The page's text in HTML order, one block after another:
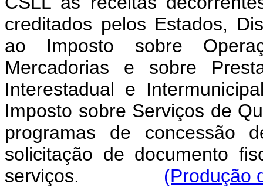
creditados pelos Estados,
ao Imposto sobre
Mercadorias e sobre
Interestadual e
Imposto sobre Serviços de
programas de concessão
solicitação de documento
serviços. (Produção